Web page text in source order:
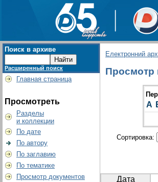
Поиск в архиве
Расширенный поиск
Главная страница
Просмотреть
Разделы
и коллекции
По дате
По автору
По заглавию
По тематике
Просмотр документов
Електронний
Просмотр
А
Сортировка:
Дата